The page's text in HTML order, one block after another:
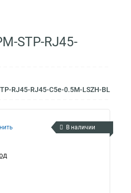
STP-RJ45-
RJ45-RJ45-C5e-0.5M-LSZH-BL
В наличии